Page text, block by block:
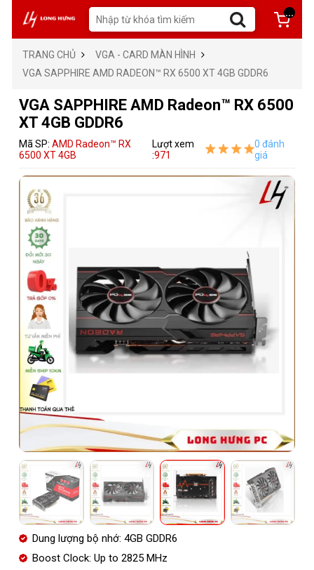
...
TRANG CHỦ
VGA - CARD MÀN HÌNH
VGA SAPPHIRE AMD RADEON™ RX 6500 XT 4GB GDDR6
VGA SAPPHIRE AMD Radeon™ RX 6500
XT 4GB GDDR6
Mã SP: AMD Radeon™ RX
6500 XT 4GB
Lượt xem
:971
0 đánh
giá
Dung lượng bộ nhớ: 4GB GDDR6
Boost Clock: Up to 2825 MHz